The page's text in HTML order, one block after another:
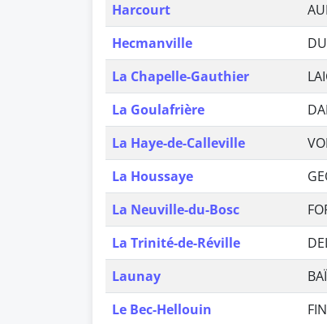
Harcourt
Hecmanville
La Chapelle-Gauthier
La Goulafrière
La Haye-de-Calleville
La Houssaye
La Neuville-du-Bosc
La Trinité-de-Réville
Launay
Le Bec-Hellouin